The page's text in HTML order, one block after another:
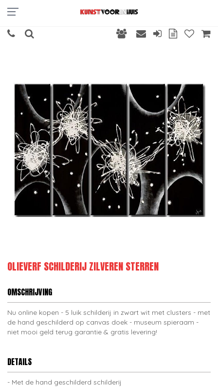
OLIEVERF SCHILDERIJ ZILVEREN STERREN
OMSCHRIJVING
Nu online kopen - 5 luik schilderij in zwart wit met clusters - met
de hand geschilderd op canvas doek - museum spieraam -
niet mooi geld terug garantie & gratis levering!
DETAILS
Met de hand geschilderd schilderij